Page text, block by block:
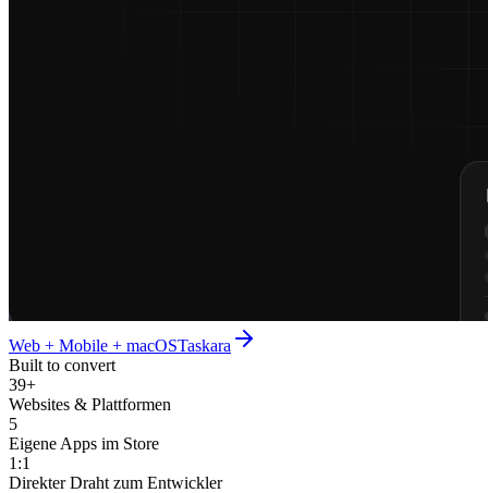
Web + Mobile + macOSTaskara
Built to convert
39+
Websites & Plattformen
5
Eigene Apps im Store
1:1
Direkter Draht zum Entwickler